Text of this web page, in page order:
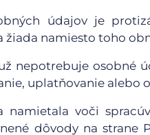
údajov je
žiada namiesto toho
nepotrebuje osobné
uplatňovanie alebo
namietala voči
dôvody na strane